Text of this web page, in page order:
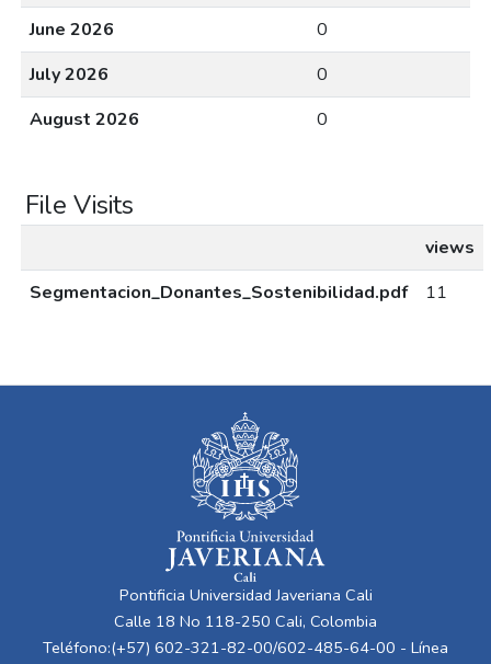
June 2026
0
July 2026
0
August 2026
0
File Visits
views
Segmentacion_Donantes_Sostenibilidad.pdf
11
Pontificia Universidad Javeriana Cali
Calle 18 No 118-250 Cali, Colombia
Teléfono:(+57) 602-321-82-00/602-485-64-00 - Línea